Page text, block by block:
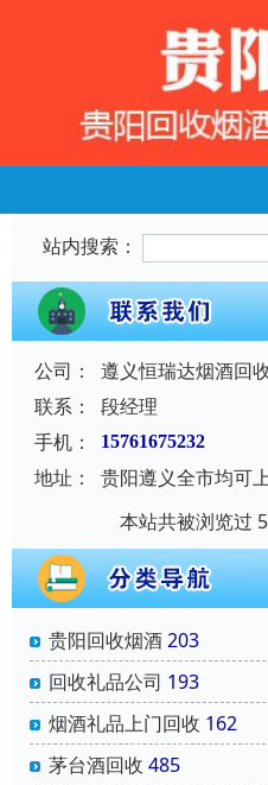
站内搜索：
公司：
遵义恒瑞达烟酒回
联系：
段经理
手机：
15761675232
地址：
贵阳遵义全市均可
本站共被浏览过
贵阳回收烟酒203
回收礼品公司 193
烟酒礼品上门回收 162
茅台酒回收 485